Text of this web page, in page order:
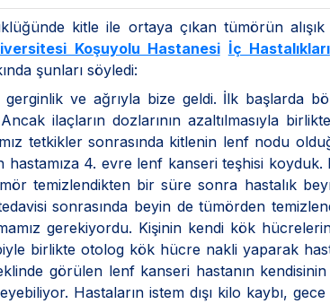
kitle ile ortaya çıkan tümörün
Koşuyolu Hastanesi İç Hastalıkları
şunları söyledi:
gerginlik ve ağrıyla bize geldi. İlk başlarda
ilaçların dozlarının azaltılmasıyla
tetkikler sonrasında kitlenin lenf nodu
4. evre lenf kanseri teşhisi koyduk.
temizlendikten bir süre sonra hastalık
sonrasında beyin de tümörden
gerekiyordu. Kişinin kendi kök
birlikte otolog kök hücre nakli yaparak
görülen lenf kanseri hastanın kendisinin
Hastaların istem dışı kilo kaybı,